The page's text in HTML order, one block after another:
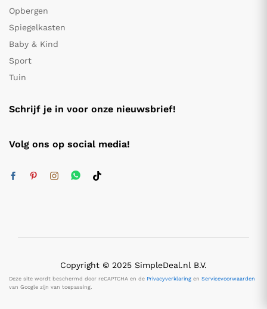
Opbergen
Spiegelkasten
Baby & Kind
Sport
Tuin
Schrijf je in voor onze nieuwsbrief!
Volg ons op social media!
Copyright © 2025 SimpleDeal.nl B.V.
Deze site wordt beschermd door reCAPTCHA en de Privacyverklaring en Servicevoorwaarden
van Google zijn van toepassing.